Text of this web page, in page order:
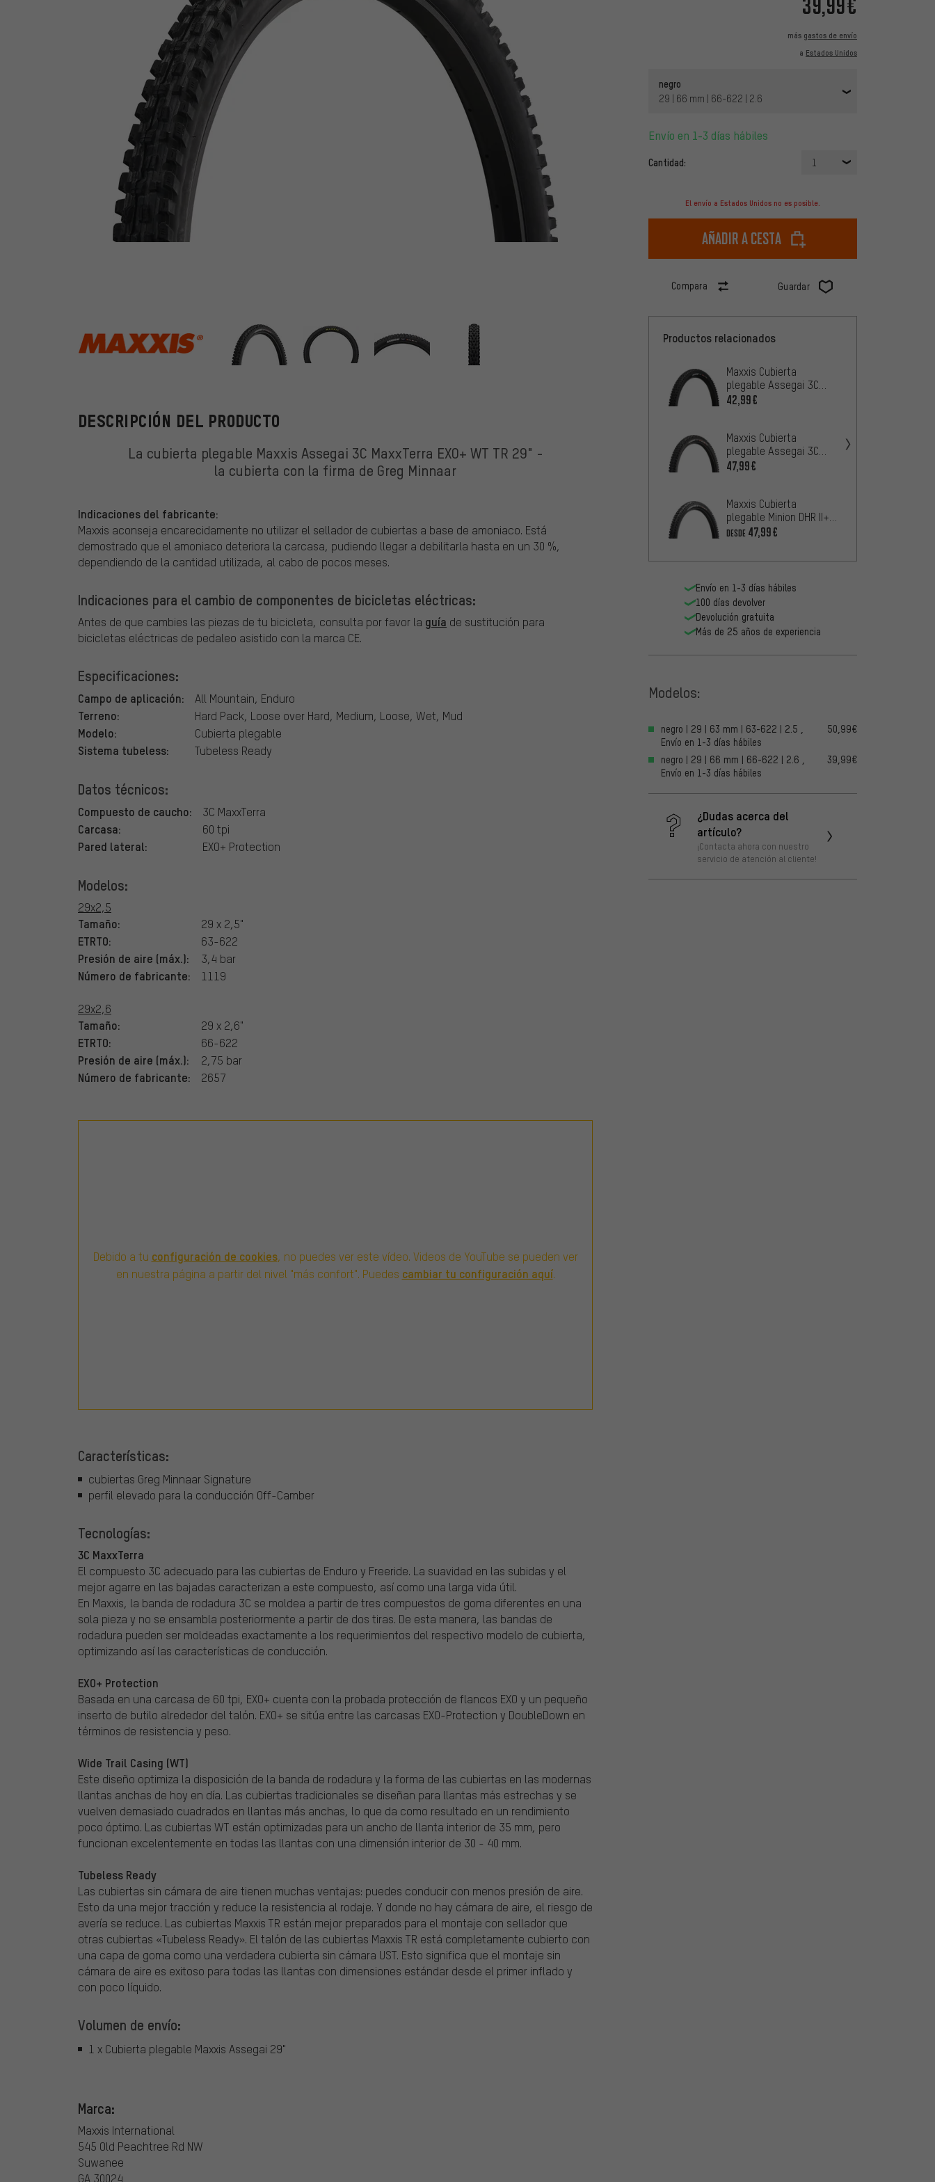
más gastos de envío
a Estados Unidos
negro
29 | 66 mm | 66-622 | 2.6
Envío en 1-3 días hábiles
Cantidad: 1
El envío a Estados Unidos no es posible.
Añadir a cesta
Compara Guardar
Maxxis
DESCRIPCIÓN DEL PRODUCTO
La cubierta plegable Maxxis Assegai 3C MaxxTerra EXO+ WT TR 29" -
la cubierta con la firma de Greg Minnaar
Indicaciones del fabricante:
Maxxis aconseja encarecidamente no utilizar el sellador de cubiertas a base de amoniaco. Está
demostrado que el amoniaco deteriora la carcasa, pudiendo llegar a debilitarla hasta en un 30 %,
dependiendo de la cantidad utilizada, al cabo de pocos meses.
Indicaciones para el cambio de componentes de bicicletas eléctricas:
Antes de que cambies las piezas de tu bicicleta, consulta por favor la guía de sustitución para
bicicletas eléctricas de pedaleo asistido con la marca CE.
Especificaciones:
Campo de aplicación: All Mountain, Enduro
Terreno: Hard Pack, Loose over Hard, Medium, Loose, Wet, Mud
Modelo: Cubierta plegable
Sistema tubeless: Tubeless Ready
Datos técnicos:
Compuesto de caucho: 3C MaxxTerra
Carcasa: 60 tpi
Pared lateral: EXO+ Protection
Modelos:
29x2,5
Tamaño: 29 x 2,5"
ETRTO: 63-622
Presión de aire (máx.): 3,4 bar
Número de fabricante: 1119
29x2,6
Tamaño: 29 x 2,6"
ETRTO: 66-622
Presión de aire (máx.): 2,75 bar
Número de fabricante: 2657
Debido a tu configuración de cookies, no puedes ver este vídeo. Videos de YouTube se pueden ver
en nuestra página a partir del nivel "más confort". Puedes cambiar tu configuración aquí.
Características:
cubiertas Greg Minnaar Signature
perfil elevado para la conducción Off-Camber
Tecnologías:
3C MaxxTerra
El compuesto 3C adecuado para las cubiertas de Enduro y Freeride. La suavidad en las subidas y el
mejor agarre en las bajadas caracterizan a este compuesto, así como una larga vida útil.
En Maxxis, la banda de rodadura 3C se moldea a partir de tres compuestos de goma diferentes en una
sola pieza y no se ensambla posteriormente a partir de dos tiras. De esta manera, las bandas de
rodadura pueden ser moldeadas exactamente a los requerimientos del respectivo modelo de cubierta,
optimizando así las características de conducción.
EXO+ Protection
Basada en una carcasa de 60 tpi, EXO+ cuenta con la probada protección de flancos EXO y un pequeño
inserto de butilo alrededor del talón. EXO+ se sitúa entre las carcasas EXO-Protection y DoubleDown en
términos de resistencia y peso.
Wide Trail Casing (WT)
Este diseño optimiza la disposición de la banda de rodadura y la forma de las cubiertas en las modernas
llantas anchas de hoy en día. Las cubiertas tradicionales se diseñan para llantas más estrechas y se
vuelven demasiado cuadrados en llantas más anchas, lo que da como resultado en un rendimiento
poco óptimo. Las cubiertas WT están optimizadas para un ancho de llanta interior de 35 mm, pero
funcionan excelentemente en todas las llantas con una dimensión interior de 30 - 40 mm.
Tubeless Ready
Las cubiertas sin cámara de aire tienen muchas ventajas: puedes conducir con menos presión de aire.
Esto da una mejor tracción y reduce la resistencia al rodaje. Y donde no hay cámara de aire, el riesgo de
avería se reduce. Las cubiertas Maxxis TR están mejor preparados para el montaje con sellador que
otras cubiertas «Tubeless Ready». El talón de las cubiertas Maxxis TR está completamente cubierto con
una capa de goma como una verdadera cubierta sin cámara UST. Esto significa que el montaje sin
cámara de aire es exitoso para todas las llantas con dimensiones estándar desde el primer inflado y
con poco líquido.
Volumen de envío:
1 x Cubierta plegable Maxxis Assegai 29"
Marca:
Maxxis International
545 Old Peachtree Rd NW
Suwanee
GA 30024
Productos relacionados
Maxxis Cubierta
plegable Assegai 3C
MaxxTerra EXO WT TR
42,99€
Maxxis Cubierta
plegable Assegai 3C
MaxxGrip EXO+ WT TR
47,99€
Maxxis Cubierta
plegable Minion DHR II+
3C MaxxTerra EXO+ WT
DESDE 47,99€
Envío en 1-3 días hábiles
100 días devolver
Devolución gratuita
Más de 25 años de experiencia
Modelos:
negro | 29 | 63 mm | 63-622 | 2.5 ,
Envío en 1-3 días hábiles
50,99€
negro | 29 | 66 mm | 66-622 | 2.6 ,
Envío en 1-3 días hábiles
39,99€
¿Dudas acerca del
artículo?
¡Contacta ahora con nuestro
servicio de atención al cliente!